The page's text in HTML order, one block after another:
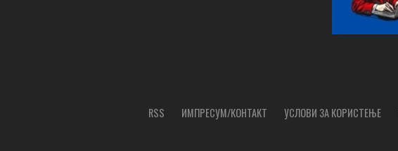
RSS ИМПРЕСУМ/КОНТАКТ УСЛОВИ ЗА КОРИСТЕЊЕ